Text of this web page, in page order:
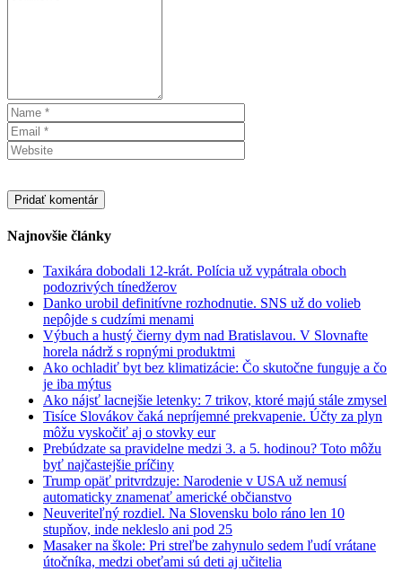
Najnovšie články
Taxikára dobodali 12-krát. Polícia už vypátrala oboch
podozrivých tínedžerov
Danko urobil definitívne rozhodnutie. SNS už do volieb
nepôjde s cudzími menami
Výbuch a hustý čierny dym nad Bratislavou. V Slovnafte
horela nádrž s ropnými produktmi
Ako ochladiť byt bez klimatizácie: Čo skutočne funguje a čo
je iba mýtus
Ako nájsť lacnejšie letenky: 7 trikov, ktoré majú stále zmysel
Tisíce Slovákov čaká nepríjemné prekvapenie. Účty za plyn
môžu vyskočiť aj o stovky eur
Prebúdzate sa pravidelne medzi 3. a 5. hodinou? Toto môžu
byť najčastejšie príčiny
Trump opäť pritvrdzuje: Narodenie v USA už nemusí
automaticky znamenať americké občianstvo
Neuveriteľný rozdiel. Na Slovensku bolo ráno len 10
stupňov, inde nekleslo ani pod 25
Masaker na škole: Pri streľbe zahynulo sedem ľudí vrátane
útočníka, medzi obeťami sú deti aj učitelia